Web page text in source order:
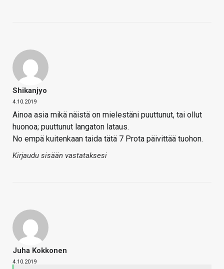
Shikanjyo
4.10.2019
Ainoa asia mikä näistä on mielestäni puuttunut, tai ollut
huonoa; puuttunut langaton lataus.
No empä kuitenkaan taida tätä 7 Prota päivittää tuohon.
Kirjaudu sisään vastataksesi
Juha Kokkonen
4.10.2019